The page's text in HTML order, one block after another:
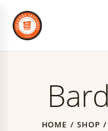
HOME SHOP